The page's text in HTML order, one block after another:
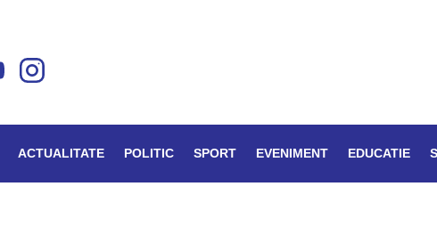
ACTUALITATE POLITIC SPORT EVENIMENT EDUCATIE